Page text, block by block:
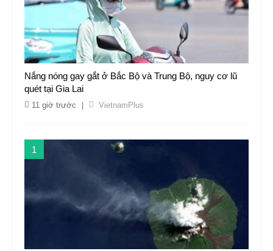
Nắng nóng gay gắt ở Bắc Bộ và Trung Bộ, nguy cơ lũ
quét tại Gia Lai
11 giờ trước VietnamPlus
1